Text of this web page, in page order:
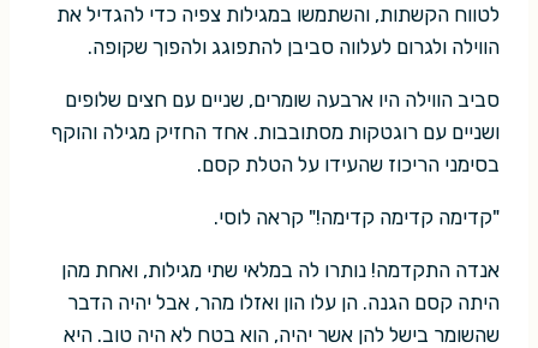
לטווח הקשתות, והשתמשו במגילות צפיה כדי להגדיל את
הווילה ולגרום לעלווה סביבן להתפוגג ולהפוך שקופה.
סביב הווילה היו ארבעה שומרים, שניים עם חצים שלופים
ושניים עם רוגטקות מסתובבות. אחד החזיק מגילה והוקף
בסימני הריכוז שהעידו על הטלת קסם.
"קדימה קדימה קדימה!" קראה לוסי.
אנדה התקדמה! נותרו לה במלאי שתי מגילות, ואחת מהן
היתה קסם הגנה. הן עלו הון ואזלו מהר, אבל יהיה הדבר
שהשומר בישל להן אשר יהיה, הוא בטח לא היה טוב. היא